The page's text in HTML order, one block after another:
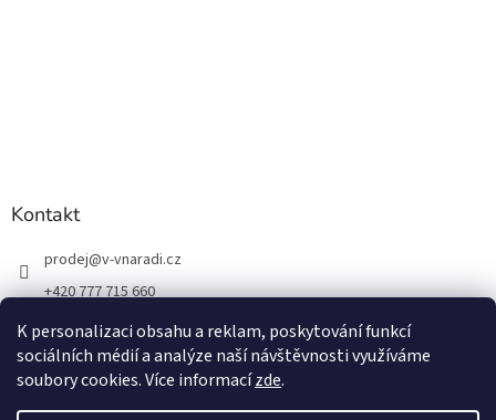
K personalizaci obsahu a reklam, poskytování funkcí
sociálních médií a analýze naší návštěvnosti využíváme
soubory cookies. Více informacízde.
Kontakt
prodej@v-vnaradi.cz
+420 777 715 660